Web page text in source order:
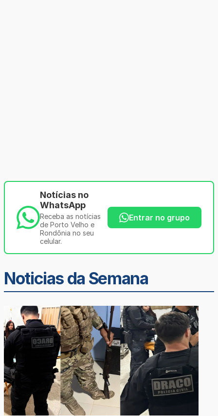
Notícias no
WhatsApp
Receba as notícias
de Porto Velho e
Rondônia no seu
celular.
Entrar no grupo
Noticias da Semana